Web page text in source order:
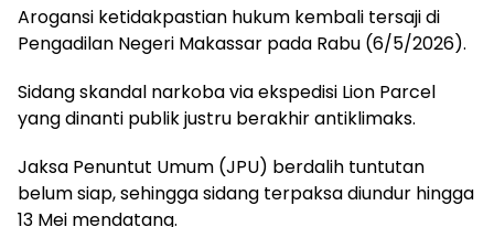
Arogansi ketidakpastian hukum kembali tersaji di
Pengadilan Negeri Makassar pada Rabu (6/5/2026).
Sidang skandal narkoba via ekspedisi Lion Parcel
yang dinanti publik justru berakhir antiklimaks.
Jaksa Penuntut Umum (JPU) berdalih tuntutan
belum siap, sehingga sidang terpaksa diundur hingga
13 Mei mendatang.